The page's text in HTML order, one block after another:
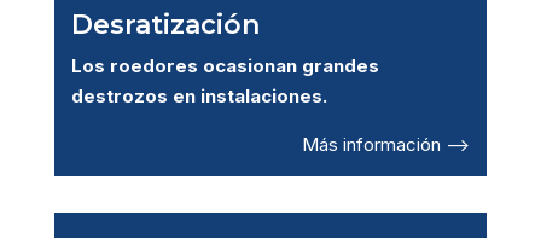
Desratización
Los roedores ocasionan grandes
destrozos en instalaciones.
Más información –>